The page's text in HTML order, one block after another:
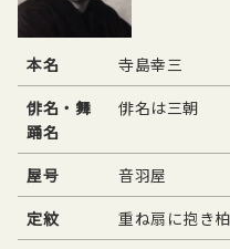
本名
寺島幸三
俳名・舞
踊名
俳名は三朝
屋号
音羽屋
定紋
重ね扇に抱き柏